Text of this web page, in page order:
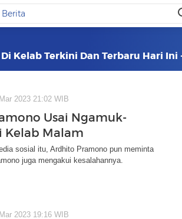
Kelab Terkini Dan Terbaru Hari Ini
2023 21:02 WIB
Usai Ngamuk-
Kelab Malam
sosial itu, Ardhito Pramono pun meminta
juga mengakui kesalahannya.
2023 19:16 WIB